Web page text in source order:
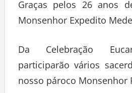
Graças pelos 26 anos
Monsenhor Expedito
Da Celebração
participarão vários
nosso pároco Monsenhor